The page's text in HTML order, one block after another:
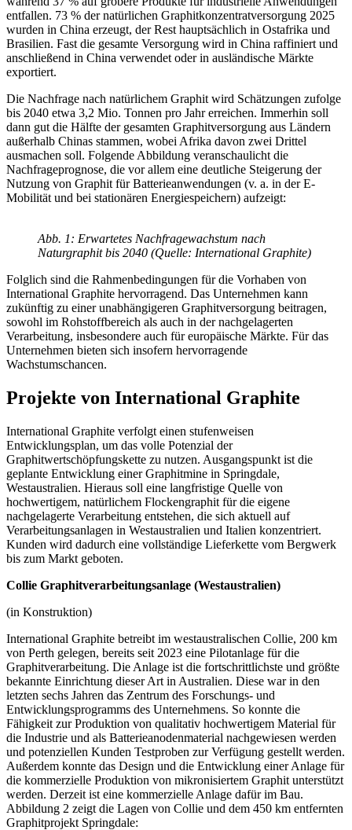
entfallen. 73 % der natürlichen Graphitkonzentratversorgung 2025
wurden in China erzeugt, der Rest hauptsächlich in Ostafrika und
Brasilien. Fast die gesamte Versorgung wird in China raffiniert und
anschließend in China verwendet oder in ausländische Märkte
exportiert.
Die Nachfrage nach natürlichem Graphit wird Schätzungen zufolge
bis 2040 etwa 3,2 Mio. Tonnen pro Jahr erreichen. Immerhin soll
dann gut die Hälfte der gesamten Graphitversorgung aus Ländern
außerhalb Chinas stammen, wobei Afrika davon zwei Drittel
ausmachen soll. Folgende Abbildung veranschaulicht die
Nachfrageprognose, die vor allem eine deutliche Steigerung der
Nutzung von Graphit für Batterieanwendungen (v. a. in der E-
Mobilität und bei stationären Energiespeichern) aufzeigt:
Abb. 1: Erwartetes Nachfragewachstum nach
Naturgraphit bis 2040 (Quelle: International Graphite)
Folglich sind die Rahmenbedingungen für die Vorhaben von
International Graphite hervorragend. Das Unternehmen kann
zukünftig zu einer unabhängigeren Graphitversorgung beitragen,
sowohl im Rohstoffbereich als auch in der nachgelagerten
Verarbeitung, insbesondere auch für europäische Märkte. Für das
Unternehmen bieten sich insofern hervorragende
Wachstumschancen.
Projekte von International Graphite
International Graphite verfolgt einen stufenweisen
Entwicklungsplan, um das volle Potenzial der
Graphitwertschöpfungskette zu nutzen. Ausgangspunkt ist die
geplante Entwicklung einer Graphitmine in Springdale,
Westaustralien. Hieraus soll eine langfristige Quelle von
hochwertigem, natürlichem Flockengraphit für die eigene
nachgelagerte Verarbeitung entstehen, die sich aktuell auf
Verarbeitungsanlagen in Westaustralien und Italien konzentriert.
Kunden wird dadurch eine vollständige Lieferkette vom Bergwerk
bis zum Markt geboten.
Collie Graphitverarbeitungsanlage (Westaustralien)
(in Konstruktion)
International Graphite betreibt im westaustralischen Collie, 200 km
von Perth gelegen, bereits seit 2023 eine Pilotanlage für die
Graphitverarbeitung. Die Anlage ist die fortschrittlichste und größte
bekannte Einrichtung dieser Art in Australien. Diese war in den
letzten sechs Jahren das Zentrum des Forschungs- und
Entwicklungsprogramms des Unternehmens. So konnte die
Fähigkeit zur Produktion von qualitativ hochwertigem Material für
die Industrie und als Batterieanodenmaterial nachgewiesen werden
und potenziellen Kunden Testproben zur Verfügung gestellt werden.
Außerdem konnte das Design und die Entwicklung einer Anlage für
die kommerzielle Produktion von mikronisiertem Graphit unterstützt
werden. Derzeit ist eine kommerzielle Anlage dafür im Bau.
Abbildung 2 zeigt die Lagen von Collie und dem 450 km entfernten
Graphitprojekt Springdale: